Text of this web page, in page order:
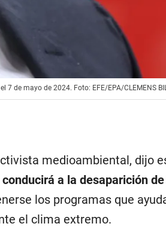
7 de mayo de 2024. Foto: EFE/EPA/CLEMENS
medioambiental, dijo
conducirá a la desaparición
los programas que
el clima extremo.